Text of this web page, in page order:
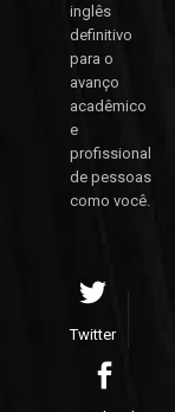
inglês
definitivo
para o
avanço
acadêmico
e
profissional
de pessoas
como você.
Twitter